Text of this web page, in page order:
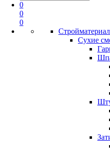
0
0
0
Сухие